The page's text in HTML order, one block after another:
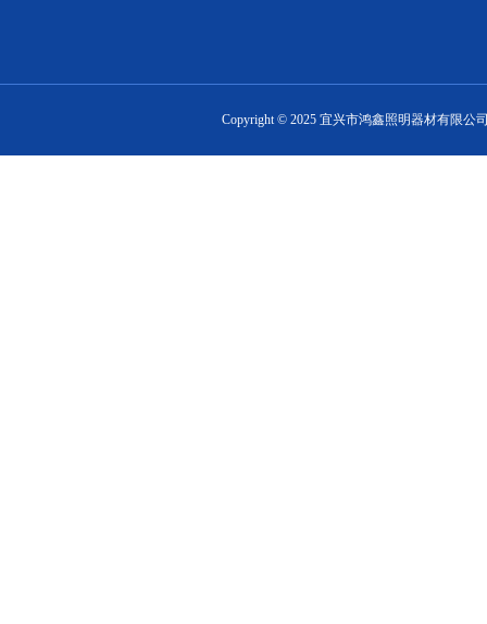
Copyright © 2025 宜兴市鸿鑫照明器材有限公